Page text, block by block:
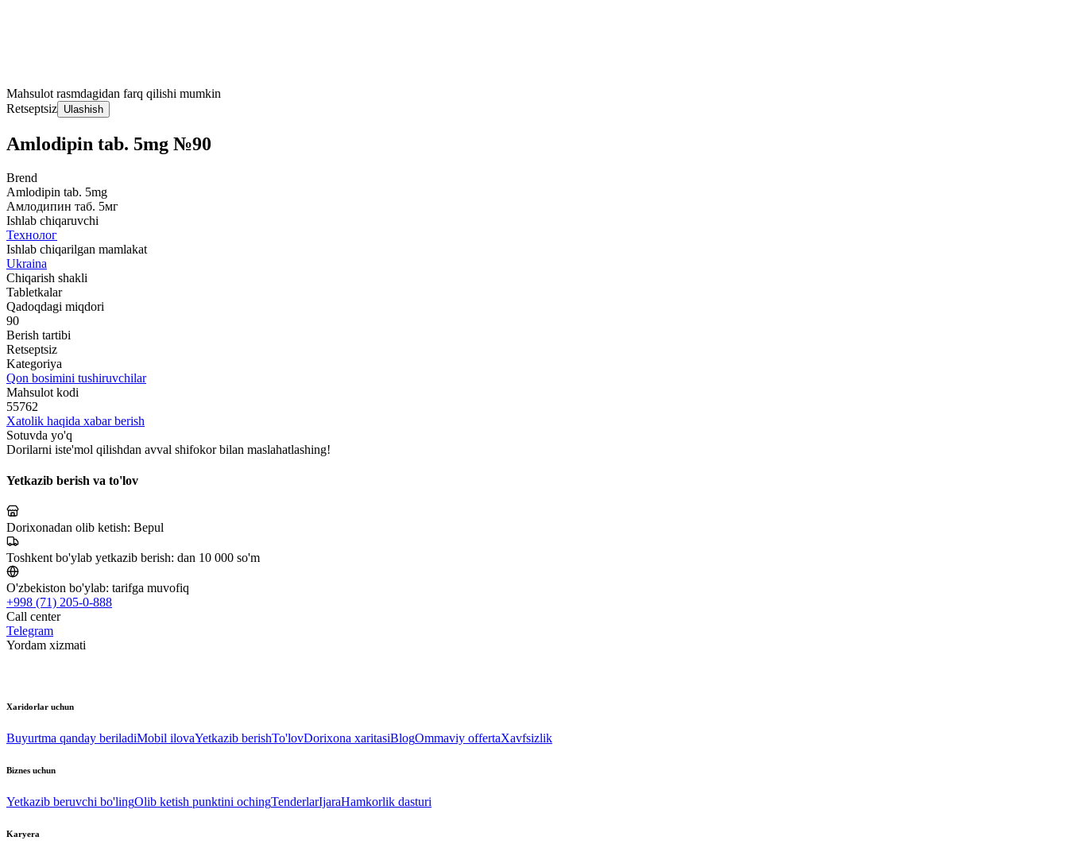
Mahsulot rasmdagidan farq qilishi mumkin
Retseptsiz Ulashish
Amlodipin tab. 5mg №90
Brend
Amlodipin tab. 5mg
Амлодипин таб. 5мг
Ishlab chiqaruvchi
Технолог
Ishlab chiqarilgan mamlakat
Ukraina
Chiqarish shakli
Tabletkalar
Qadoqdagi miqdori
90
Berish tartibi
Retseptsiz
Kategoriya
Qon bosimini tushiruvchilar
Mahsulot kodi
55762
Xatolik haqida xabar berish
Sotuvda yo'q
Dorilarni iste'mol qilishdan avval shifokor bilan maslahatlashing!
Yetkazib berish va to'lov
Dorixonadan olib ketish: Bepul
Toshkent bo'ylab yetkazib berish: dan 10 000 so'm
O'zbekiston bo'ylab: tarifga muvofiq
+998 (71) 205-0-888
Call center
Telegram
Yordam xizmati
Xaridorlar uchun
Buyurtma qanday beriladiMobil ilovaYetkazib berishTo'lovDorixona xaritasiBlogOmmaviy offertaXavfsizlik
Biznes uchun
Yetkazib beruvchi bo'lingOlib ketish punktini ochingTenderlarIjaraHamkorlik dasturi
Karyera